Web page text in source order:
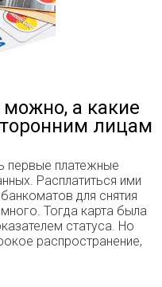
а какие
лицам
первые платежные
Расплатиться ими
для снятия
Тогда карта была
статуса. Но
распространение,